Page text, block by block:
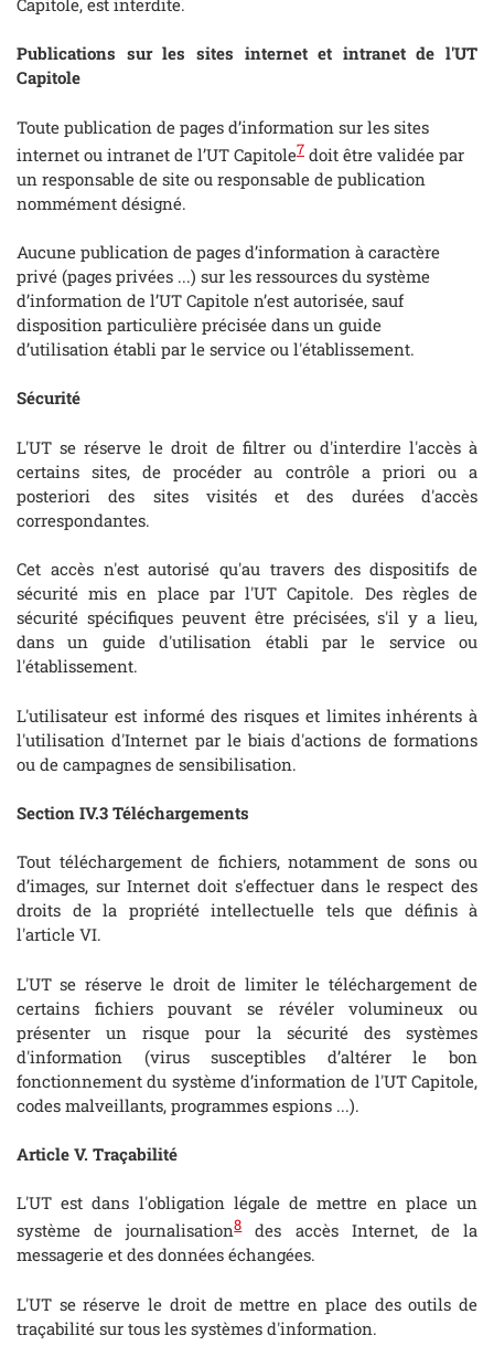
Capitole, est interdite.
Publications sur les sites internet et intranet de l'UT
Capitole
Toute publication de pages d’information sur les sites
internet ou intranet de l’UT Capitole7 doit être validée par
un responsable de site ou responsable de publication
nommément désigné.
Aucune publication de pages d’information à caractère
privé (pages privées ...) sur les ressources du système
d’information de l’UT Capitole n’est autorisée, sauf
disposition particulière précisée dans un guide
d’utilisation établi par le service ou l'établissement.
Sécurité
L'UT se réserve le droit de filtrer ou d'interdire l'accès à
certains sites, de procéder au contrôle a priori ou a
posteriori des sites visités et des durées d'accès
correspondantes.
Cet accès n'est autorisé qu'au travers des dispositifs de
sécurité mis en place par l'UT Capitole. Des règles de
sécurité spécifiques peuvent être précisées, s'il y a lieu,
dans un guide d'utilisation établi par le service ou
l'établissement.
L'utilisateur est informé des risques et limites inhérents à
l'utilisation d'Internet par le biais d'actions de formations
ou de campagnes de sensibilisation.
Section IV.3 Téléchargements
Tout téléchargement de fichiers, notamment de sons ou
d’images, sur Internet doit s'effectuer dans le respect des
droits de la propriété intellectuelle tels que définis à
l'article VI.
L'UT se réserve le droit de limiter le téléchargement de
certains fichiers pouvant se révéler volumineux ou
présenter un risque pour la sécurité des systèmes
d'information (virus susceptibles d’altérer le bon
fonctionnement du système d’information de l'UT Capitole,
codes malveillants, programmes espions ...).
Article V. Traçabilité
L'UT est dans l'obligation légale de mettre en place un
système de journalisation8des accès Internet, de la
messagerie et des données échangées.
L'UT se réserve le droit de mettre en place des outils de
traçabilité sur tous les systèmes d'information.